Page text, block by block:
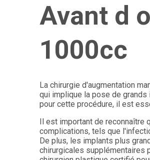
Avant d
1000cc
La chirurgie d'augmentation
qui implique la pose de
pour cette procédure, il est
Il est important de reconnaître
complications, tels que
De plus, les implants plus
chirurgicales supplémentaires